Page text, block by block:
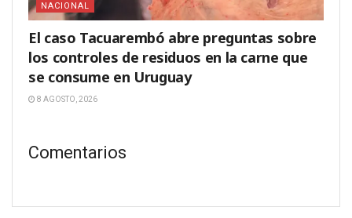
NACIONAL
El caso Tacuarembó abre preguntas sobre
los controles de residuos en la carne que
se consume en Uruguay
8 AGOSTO, 2026
Comentarios